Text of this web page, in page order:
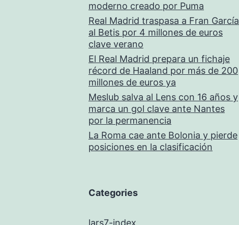
moderno creado por Puma
Real Madrid traspasa a Fran García
al Betis por 4 millones de euros
clave verano
El Real Madrid prepara un fichaje
récord de Haaland por más de 200
millones de euros ya
Meslub salva al Lens con 16 años y
marca un gol clave ante Nantes
por la permanencia
La Roma cae ante Bolonia y pierde
posiciones en la clasificación
Categories
lars7-index